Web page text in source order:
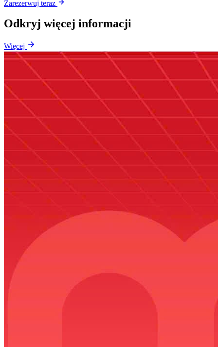
Zarezerwuj teraz
Odkryj więcej informacji
Więcej